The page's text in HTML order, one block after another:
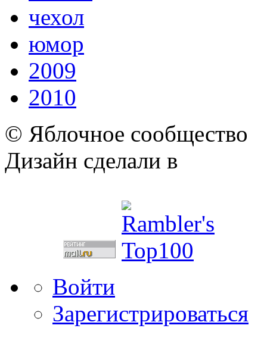
чехол
юмор
2009
2010
© Яблочное сообщество
Дизайн сделали в
Войти
Зарегистрироваться